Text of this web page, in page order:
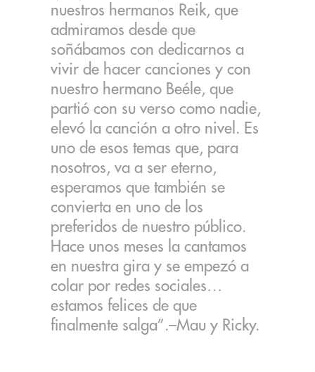
nuestros hermanos Reik, que
admiramos desde que
soñábamos con dedicarnos a
vivir de hacer canciones y con
nuestro hermano Beéle, que
partió con su verso como nadie,
elevó la canción a otro nivel. Es
uno de esos temas que, para
nosotros, va a ser eterno,
esperamos que también se
convierta en uno de los
preferidos de nuestro público.
Hace unos meses la cantamos
en nuestra gira y se empezó a
colar por redes sociales…
estamos felices de que
finalmente salga”.–Mau y Ricky.